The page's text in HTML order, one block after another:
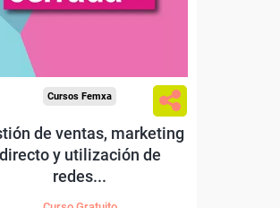
Cursos Femxa
de ventas, marketing
directo y utilización de
redes...